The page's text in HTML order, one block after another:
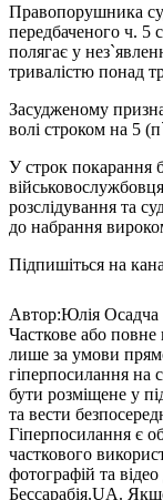
Правопорушника
передбаченого ч. 5
полягає у
тривалістю понад
Засудженому
волі строком на 5
У строк покарання
розслідування та
до набрання
Підпишіться на
Автор:Юлія Осадча
Часткове або повне
лише за умови
гіперпосилання на
бути розміщене у
та вести
Гіперпосилання є
часткового
фотографій та
Бессарабія.UA.